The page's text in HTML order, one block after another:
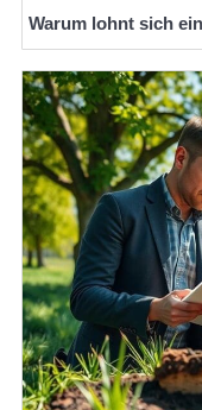
Warum lohnt sich